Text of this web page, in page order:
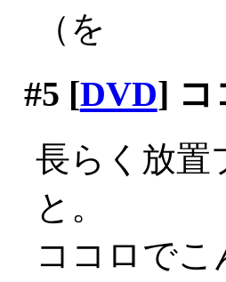
（を
#5 [DVD] コ
長らく放置
と。
ココロで